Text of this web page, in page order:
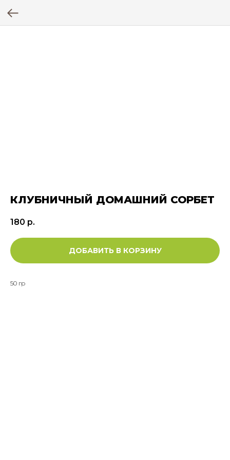
КЛУБНИЧНЫЙ ДОМАШНИЙ СОРБЕТ
180 р.
ДОБАВИТЬ В КОРЗИНУ
50 гр